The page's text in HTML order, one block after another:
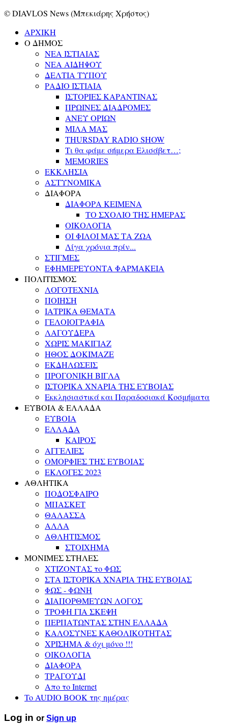
© DIAVLOS News (Μπεκιάρης Χρήστος)
ΑΡΧΙΚΗ
Ο ΔΗΜΟΣ
ΝΕΑ ΙΣΤΙΑΙΑΣ
ΝΕΑ ΑΙΔΗΨΟΥ
ΔΕΛΤΙΑ ΤΥΠΟΥ
ΡΑΔΙΟ ΙΣΤΙΑΙΑ
ΙΣΤΟΡΙΕΣ ΚΑΡΑΝΤΙΝΑΣ
ΠΡΩΙΝΕΣ ΔΙΑΔΡΟΜΕΣ
ΑΝΕΥ ΟΡΙΩΝ
ΜΙΛΑ ΜΑΣ
THURSDAY RADIO SHOW
Τι θα φάμε σήμερα Ελισάβετ…;
MEMORIES
ΕΚΚΛΗΣΙΑ
ΑΣΤΥΝΟΜΙΚΑ
ΔΙΑΦΟΡΑ
ΔΙΑΦΟΡΑ ΚΕΙΜΕΝΑ
ΤΟ ΣΧΟΛΙΟ ΤΗΣ ΗΜΕΡΑΣ
ΟΙΚΟΛΟΓΙΑ
ΟΙ ΦΙΛΟΙ ΜΑΣ ΤΑ ΖΩΑ
Λίγα χρόνια πρίν...
ΣΤΙΓΜΕΣ
ΕΦΗΜΕΡΕΥΟΝΤΑ ΦΑΡΜΑΚΕΙΑ
ΠΟΛΙΤΙΣΜΟΣ
ΛΟΓΟΤΕΧΝΙΑ
ΠΟΙΗΣΗ
ΙΑΤΡΙΚΑ ΘΕΜΑΤΑ
ΓΕΛΟΙΟΓΡΑΦΙΑ
ΛΑΓΟΥΔΕΡΑ
ΧΩΡΙΣ ΜΑΚΙΓΙΑΖ
ΗΘΟΣ ΔΟΚΙΜΑΖΕ
ΕΚΔΗΛΩΣΕΙΣ
ΠΡΟΓΟΝΙΚΗ ΒΙΓΛΑ
ΙΣΤΟΡΙΚΑ ΧΝΑΡΙΑ ΤΗΣ ΕΥΒΟΙΑΣ
Εκκλησιαστικά και Παραδοσιακά Κοσμήματα
ΕΥΒΟΙΑ & ΕΛΛΑΔΑ
ΕΥΒΟΙΑ
ΕΛΛΑΔΑ
ΚΑΙΡΟΣ
ΑΓΓΕΛΙΕΣ
ΟΜΟΡΦΙΕΣ ΤΗΣ ΕΥΒΟΙΑΣ
ΕΚΛΟΓΕΣ 2023
ΑΘΛΗΤΙΚΑ
ΠΟΔΟΣΦΑΙΡΟ
ΜΠΑΣΚΕΤ
ΘΑΛΑΣΣΑ
ΑΛΛΑ
ΑΘΛΗΤΙΣΜΟΣ
ΣΤΟΙΧΗΜΑ
ΜΟΝΙΜΕΣ ΣΤΗΛΕΣ
ΧΤΙΖΟΝΤΑΣ το ΦΩΣ
ΣΤΑ ΙΣΤΟΡΙΚΑ ΧΝΑΡΙΑ ΤΗΣ ΕΥΒΟΙΑΣ
ΦΩΣ - ΦΩΝΗ
ΔΙΑΠΟΡΘΜΕΥΩΝ ΛΟΓΟΣ
ΤΡΟΦΗ ΓΙΑ ΣΚΕΨΗ
ΠΕΡΠΑΤΩΝΤΑΣ ΣΤΗΝ ΕΛΛΑΔΑ
ΚΑΛΟΣΥΝΕΣ ΚΑΘΟΛΙΚΟΤΗΤΑΣ
ΧΡΙΣΗΜΑ & όχι μόνο !!!
ΟΙΚΟΛΟΓΙΑ
ΔΙΑΦΟΡΑ
ΤΡΑΓΟΥΔΙ
Απο το Internet
To AUDIO BOOK της ημέρας
Log in or Sign up